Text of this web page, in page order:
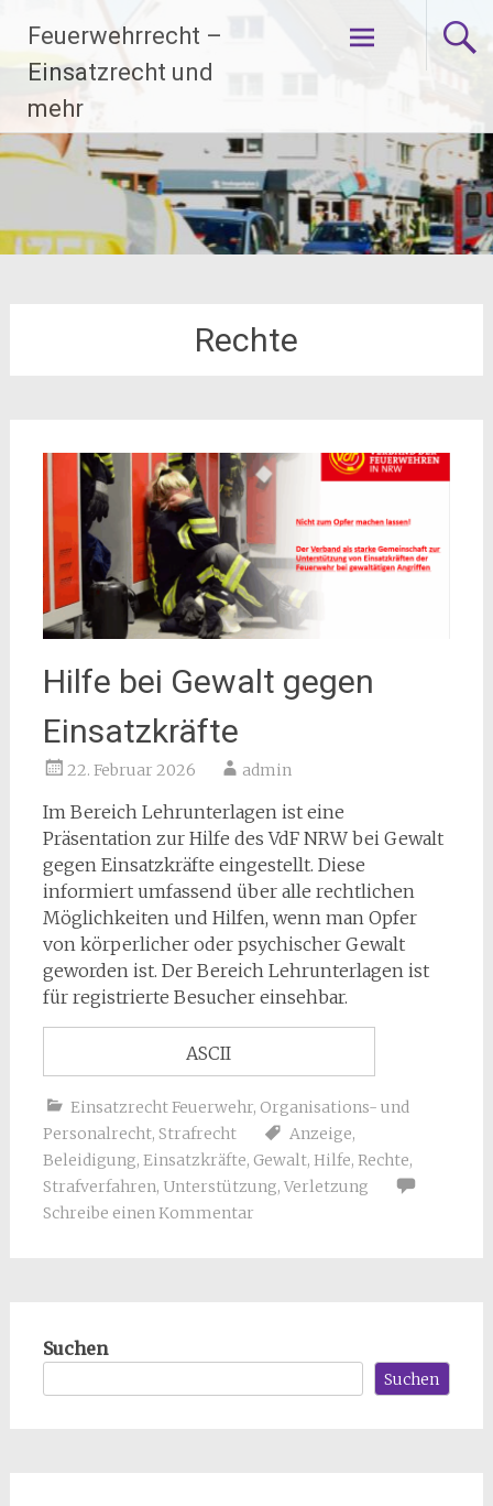
Inhalt
springen
Feuerwehrrecht –
Einsatzrecht und
mehr
Rechte
Hilfe bei Gewalt gegen
Einsatzkräfte
22. Februar 2026 admin
Im Bereich Lehrunterlagen ist eine
Präsentation zur Hilfe des VdF NRW bei Gewalt
gegen Einsatzkräfte eingestellt. Diese
informiert umfassend über alle rechtlichen
Möglichkeiten und Hilfen, wenn man Opfer
von körperlicher oder psychischer Gewalt
geworden ist. Der Bereich Lehrunterlagen ist
für registrierte Besucher einsehbar.
ASCII
Einsatzrecht Feuerwehr, Organisations- und
Personalrecht, Strafrecht Anzeige,
Beleidigung, Einsatzkräfte, Gewalt, Hilfe, Rechte,
Strafverfahren, Unterstützung, Verletzung
Schreibe einen Kommentar
Suchen
Suchen